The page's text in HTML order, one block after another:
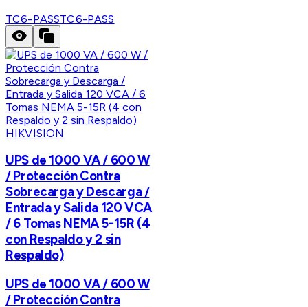
TC6-PASSTC6-PASS
HIKVISION
UPS de 1000 VA / 600 W
/ Protección Contra
Sobrecarga y Descarga /
Entrada y Salida 120 VCA
/ 6 Tomas NEMA 5-15R (4
con Respaldo y 2 sin
Respaldo)
UPS de 1000 VA / 600 W
/ Protección Contra